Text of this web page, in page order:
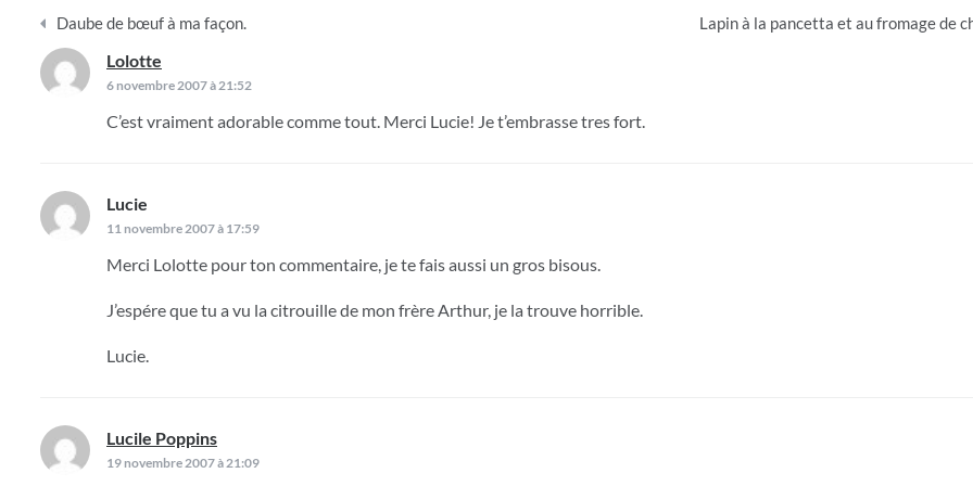
de
l’article
Daube de bœuf à ma façon. Lapin à la pancetta et au fromage de
Lolotte
6 novembre 2007 à 21:52
C’est vraiment adorable comme tout. Merci Lucie! Je t’embrasse tres fort.
Lucie
11 novembre 2007 à 17:59
Merci Lolotte pour ton commentaire, je te fais aussi un gros bisous.
J’espére que tu a vu la citrouille de mon frère Arthur, je la trouve horrible.
Lucie.
Lucile Poppins
19 novembre 2007 à 21:09